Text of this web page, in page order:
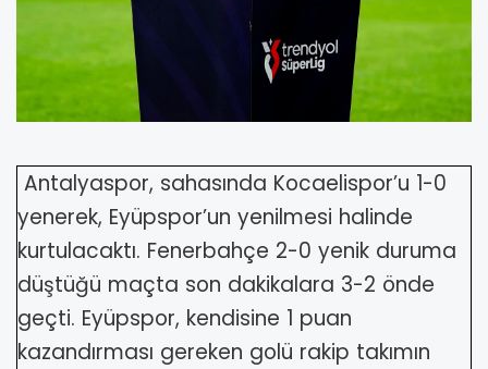
Antalyaspor, sahasında Kocaelispor’u 1-0
yenerek, Eyüpspor’un yenilmesi halinde
kurtulacaktı. Fenerbahçe 2-0 yenik duruma
düştüğü maçta son dakikalara 3-2 önde
geçti. Eyüpspor, kendisine 1 puan
kazandırması gereken golü rakip takımın